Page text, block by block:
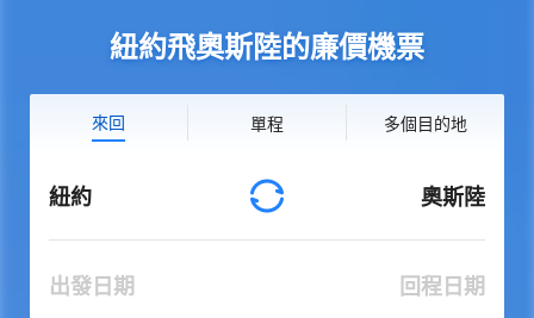
紐約飛奧斯陸的廉價機票
來回 單程 多個目的地
紐約 奧斯陸
出發日期 回程日期